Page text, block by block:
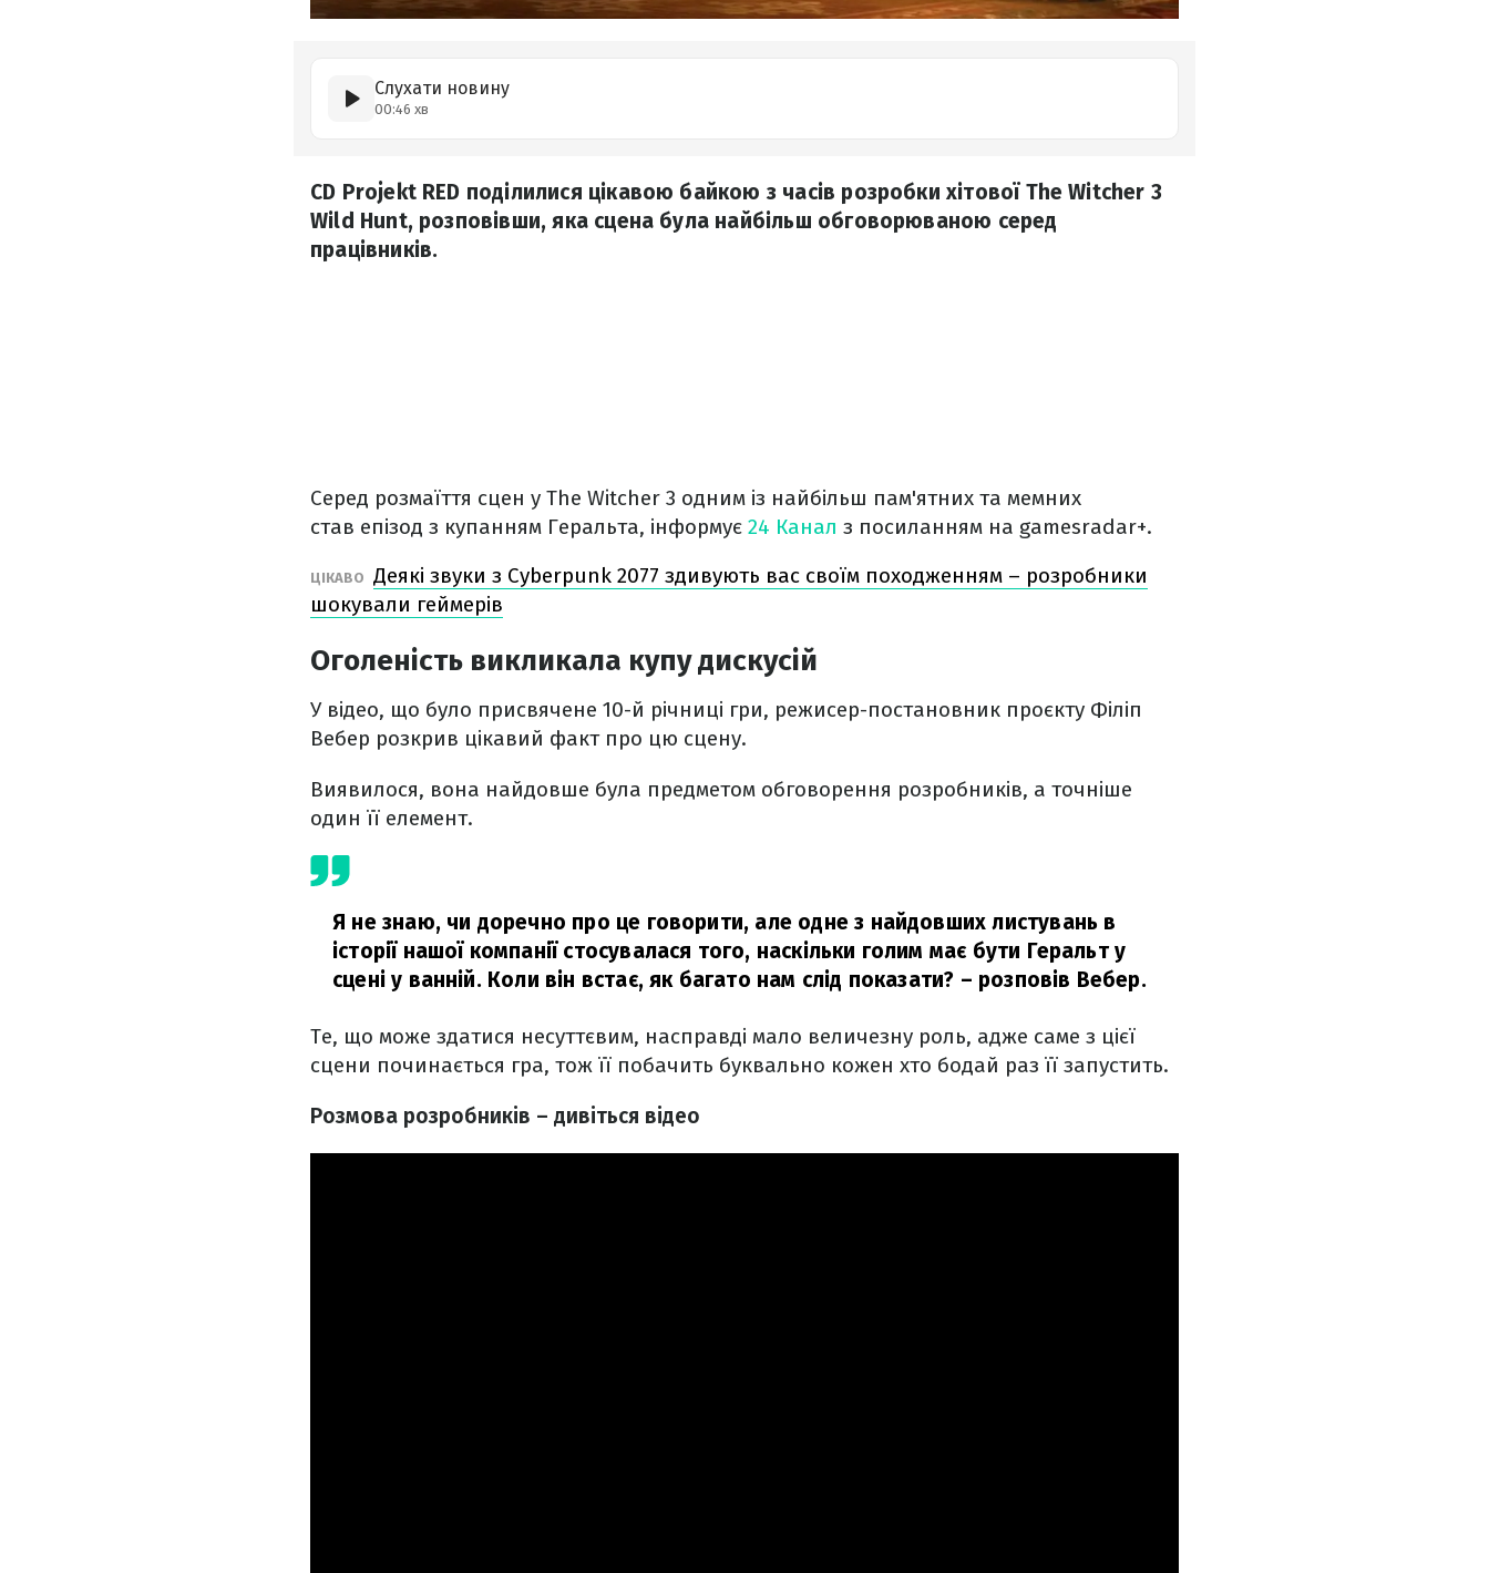
Слухати новину
00:46 хв
CD Projekt RED поділилися цікавою байкою з часів розробки хітової The Witcher 3
Wild Hunt, розповівши, яка сцена була найбільш обговорюваною серед
працівників.
Серед розмаїття сцен у The Witcher 3 одним із найбільш пам'ятних та мемних
став епізод з купанням Геральта, інформує 24 Канал з посиланням на gamesradar+.
ЦІКАВО Деякі звуки з Cyberpunk 2077 здивують вас своїм походженням – розробники
шокували геймерів
Оголеність викликала купу дискусій
У відео, що було присвячене 10-й річниці гри, режисер-постановник проєкту Філіп
Вебер розкрив цікавий факт про цю сцену.
Виявилося, вона найдовше була предметом обговорення розробників, а точніше
один її елемент.
Я не знаю, чи доречно про це говорити, але одне з найдовших листувань в
історії нашої компанії стосувалася того, наскільки голим має бути Геральт у
сцені у ванній. Коли він встає, як багато нам слід показати? – розповів Вебер.
Те, що може здатися несуттєвим, насправді мало величезну роль, адже саме з цієї
сцени починається гра, тож її побачить буквально кожен хто бодай раз її запустить.
Розмова розробників – дивіться відео